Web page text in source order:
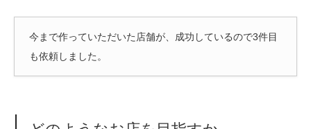
今まで作っていただいた店舗が、成功しているので3件目
も依頼しました。